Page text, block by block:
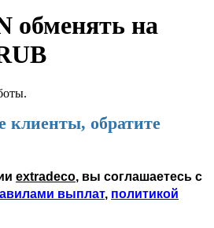
обменять на
обратите
extradeco, вы соглашаетесь с
выплат, политикой